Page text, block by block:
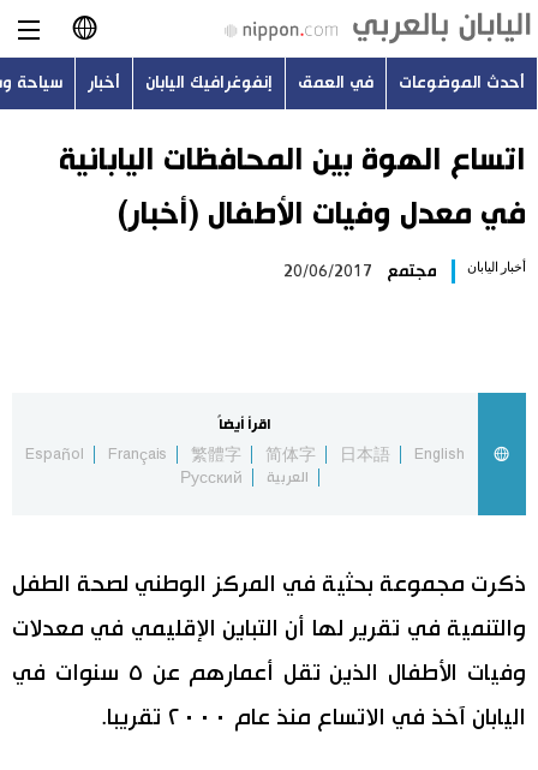
日本語
English
简体字
Русский
أحدث الموضوعات
اليابان في فيديو
مانغا وأنيمي
علوم وتكنولوجيا
أحدث الموضوعات في العمق إنفوغرافيك اليابان أخبار سياحة
اتساع الهوة بين المحافظات اليابانية
في معدل وفيات الأطفال (أخبار)
أخبار اليابان مجتمع 20/06/2017
اقرأ أيضاً
English
日本語
简体字
繁體字
Français
Español
العربية
Русский
ذكرت مجموعة بحثية في المركز الوطني لصحة الطفل
والتنمية في تقرير لها أن التباين الإقليمي في معدلات
وفيات الأطفال الذين تقل أعمارهم عن ٥ سنوات في
اليابان آخذ في الاتساع منذ عام ٢٠٠٠ تقريبا.